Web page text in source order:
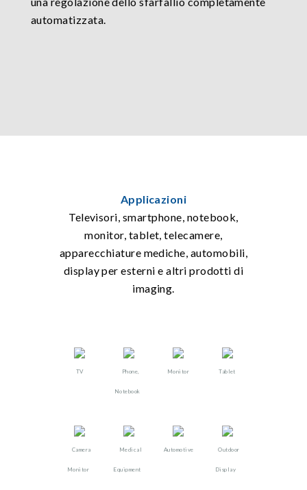
automatizzata.
Applicazioni
Televisori, smartphone, notebook,
monitor, tablet, telecamere,
apparecchiature mediche, automobili,
display per esterni e altri prodotti di
imaging.
TV Phone,
Notebook
Monitor Tablet
Camera
Monitor
Medical
Equipment
Automotive Outdoor
Display